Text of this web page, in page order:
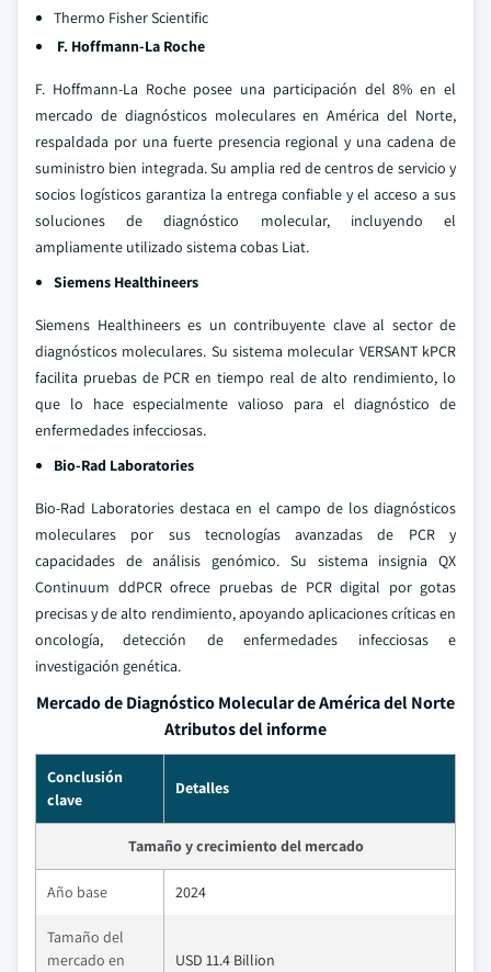
Thermo Fisher Scientific
F. Hoffmann-La Roche
F. Hoffmann-La Roche posee una participación del 8% en el
mercado de diagnósticos moleculares en América del Norte,
respaldada por una fuerte presencia regional y una cadena de
suministro bien integrada. Su amplia red de centros de servicio y
socios logísticos garantiza la entrega confiable y el acceso a sus
soluciones de diagnóstico molecular, incluyendo el
ampliamente utilizado sistema cobas Liat.
Siemens Healthineers
Siemens Healthineers es un contribuyente clave al sector de
diagnósticos moleculares. Su sistema molecular VERSANT kPCR
facilita pruebas de PCR en tiempo real de alto rendimiento, lo
que lo hace especialmente valioso para el diagnóstico de
enfermedades infecciosas.
Bio-Rad Laboratories
Bio-Rad Laboratories destaca en el campo de los diagnósticos
moleculares por sus tecnologías avanzadas de PCR y
capacidades de análisis genómico. Su sistema insignia QX
Continuum ddPCR ofrece pruebas de PCR digital por gotas
precisas y de alto rendimiento, apoyando aplicaciones críticas en
oncología, detección de enfermedades infecciosas e
investigación genética.
Mercado de Diagnóstico Molecular de América del Norte
Atributos del informe
Conclusión
clave
Detalles
Tamaño y crecimiento del mercado
Año base 2024
Tamaño del
mercado en
USD 11.4 Billion